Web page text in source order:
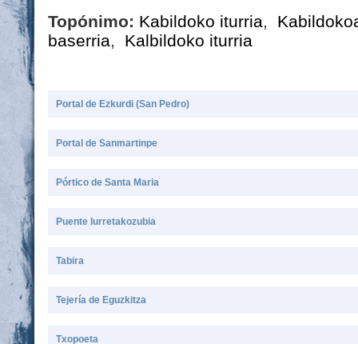
Topónimo: Kabildoko iturria,
baserria, Kalbildoko iturria
Portal de Ezkurdi (San Pedro)
Portal de Sanmartinpe
Pórtico de Santa Maria
Puente Iurretakozubia
Tabira
Tejería de Eguzkitza
Txopoeta